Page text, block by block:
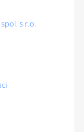
s r.o.